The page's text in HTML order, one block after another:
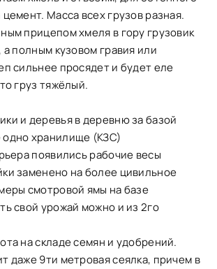
Масса всех грузов разная.
прицепом хмеля в гору грузовик
а полным кузовом гравия или
сильнее просядет и будет еле
груз тяжёлый.
и деревья в деревню за базой
хранилище (КЗС)
появились рабочие весы
заменено на более цивильное
смотровой ямы на базе
свой урожай можно и из 2го
на складе семян и удобрений.
даже 9ти метровая сеялка, причем в